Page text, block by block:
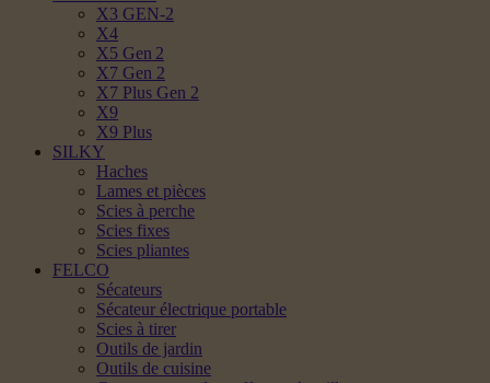
X3 GEN-2
X4
X5 Gen 2
X7 Gen 2
X7 Plus Gen 2
X9
X9 Plus
SILKY
Haches
Lames et pièces
Scies à perche
Scies fixes
Scies pliantes
FELCO
Sécateurs
Sécateur électrique portable
Scies à tirer
Outils de jardin
Outils de cuisine